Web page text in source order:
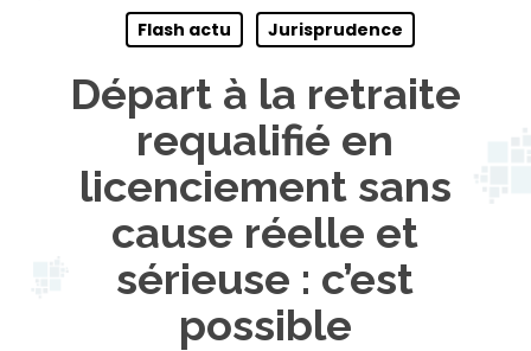
Flash actu Jurisprudence
Départ à la retraite
requalifié en
licenciement sans
cause réelle et
sérieuse : c’est
possible